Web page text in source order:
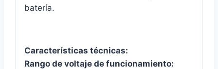
batería.
Características técnicas:
Rango de voltaje de funcionamiento: